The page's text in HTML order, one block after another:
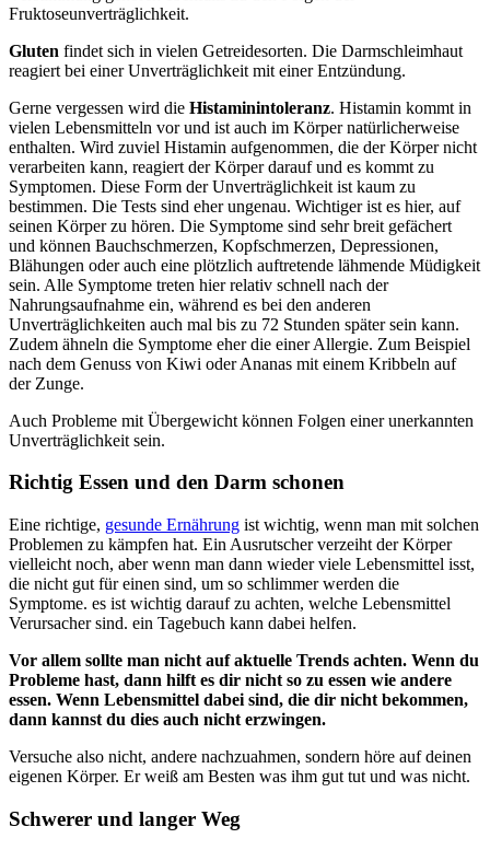
Fruktoseunverträglichkeit.
Gluten findet sich in vielen Getreidesorten. Die Darmschleimhaut
reagiert bei einer Unverträglichkeit mit einer Entzündung.
Gerne vergessen wird die Histaminintoleranz. Histamin kommt in
vielen Lebensmitteln vor und ist auch im Körper natürlicherweise
enthalten. Wird zuviel Histamin aufgenommen, die der Körper nicht
verarbeiten kann, reagiert der Körper darauf und es kommt zu
Symptomen. Diese Form der Unverträglichkeit ist kaum zu
bestimmen. Die Tests sind eher ungenau. Wichtiger ist es hier, auf
seinen Körper zu hören. Die Symptome sind sehr breit gefächert
und können Bauchschmerzen, Kopfschmerzen, Depressionen,
Blähungen oder auch eine plötzlich auftretende lähmende Müdigkeit
sein. Alle Symptome treten hier relativ schnell nach der
Nahrungsaufnahme ein, während es bei den anderen
Unverträglichkeiten auch mal bis zu 72 Stunden später sein kann.
Zudem ähneln die Symptome eher die einer Allergie. Zum Beispiel
nach dem Genuss von Kiwi oder Ananas mit einem Kribbeln auf
der Zunge.
Auch Probleme mit Übergewicht können Folgen einer unerkannten
Unverträglichkeit sein.
Richtig Essen und den Darm schonen
Eine richtige, gesunde Ernährung ist wichtig, wenn man mit solchen
Problemen zu kämpfen hat. Ein Ausrutscher verzeiht der Körper
vielleicht noch, aber wenn man dann wieder viele Lebensmittel isst,
die nicht gut für einen sind, um so schlimmer werden die
Symptome. es ist wichtig darauf zu achten, welche Lebensmittel
Verursacher sind. ein Tagebuch kann dabei helfen.
Vor allem sollte man nicht auf aktuelle Trends achten. Wenn du
Probleme hast, dann hilft es dir nicht so zu essen wie andere
essen. Wenn Lebensmittel dabei sind, die dir nicht bekommen,
dann kannst du dies auch nicht erzwingen.
Versuche also nicht, andere nachzuahmen, sondern höre auf deinen
eigenen Körper. Er weiß am Besten was ihm gut tut und was nicht.
Schwerer und langer Weg